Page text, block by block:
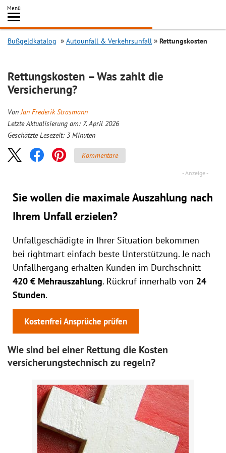
Inhalt
springen
Menü
Search
Bußgeldkatalog Autounfall & Verkehrsunfall Rettungskosten
Rettungskosten – Was zahlt die
Versicherung?
VonJan Frederik Strasmann
Letzte Aktualisierung am: 7. April 2026
Geschätzte Lesezeit: 3 Minuten
Kommentare
Sie wollen die maximale Auszahlung nach
Ihrem Unfall erzielen?
Unfallgeschädigte in Ihrer Situation bekommen
bei rightmart einfach beste Unterstützung. Je nach
Unfallhergang erhalten Kunden im Durchschnitt
420 € Mehrauszahlung. Rückruf innerhalb von 24
Stunden.
Kostenfrei Ansprüche prüfen
Wie sind bei einer Rettung die Kosten
versicherungstechnisch zu regeln?